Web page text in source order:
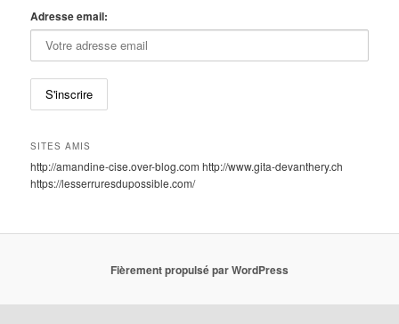
Adresse email:
SITES AMIS
http://amandine-cise.over-blog.com http://www.gita-devanthery.ch
https://lesserruresdupossible.com/
Fièrement propulsé par WordPress